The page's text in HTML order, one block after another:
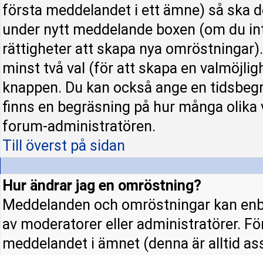
första meddelandet i ett ämne) så ska
under nytt meddelande boxen (om du
rättigheter att skapa nya
minst två val (för att skapa en
knappen. Du kan också ange en
finns en begräsning på hur många
forum-administratören.
Till överst på sidan
Hur ändrar jag en omröstning?
Meddelanden och omröstningar kan
av moderatorer eller administratörer.
meddelandet i ämnet (denna är alltid